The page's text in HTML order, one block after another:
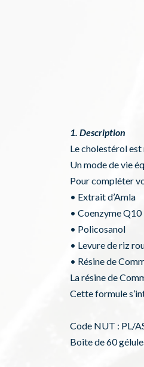
1. Description
Le cholestérol
Un mode de vie
Pour compléter
• Extrait d’Amla
• Coenzyme Q10
• Policosanol
• Levure de riz
• Résine de
La résine de
Cette formule
Code NUT : PL/
Boite de 60